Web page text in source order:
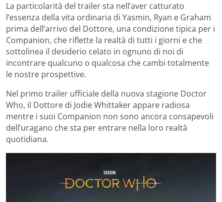
La particolarità del trailer sta nell’aver catturato
l’essenza della vita ordinaria di Yasmin, Ryan e Graham
prima dell’arrivo del Dottore, una condizione tipica per i
Companion, che riflette la realtà di tutti i giorni e che
sottolinea il desiderio celato in ognuno di noi di
incontrare qualcuno o qualcosa che cambi totalmente
le nostre prospettive.
Nel primo trailer ufficiale della nuova stagione Doctor
Who, il Dottore di Jodie Whittaker appare radiosa
mentre i suoi Companion non sono ancora consapevoli
dell’uragano che sta per entrare nella loro realtà
quotidiana.